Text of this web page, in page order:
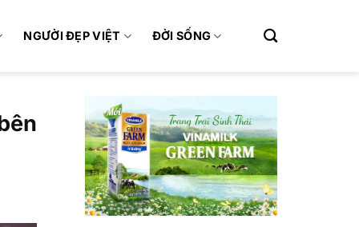
NGƯỜI ĐẸP VIỆT ĐỜI SỐNG